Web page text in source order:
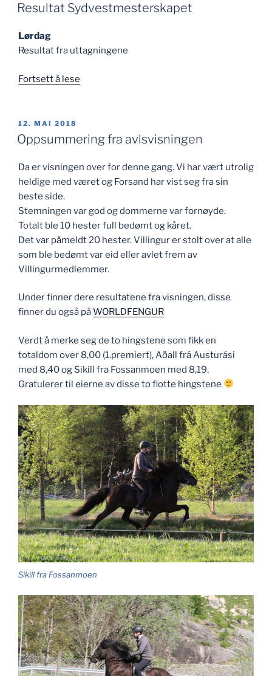
Resultat Sydvestmesterskapet
Lørdag
Resultat fra uttagningene
Fortsett å lese
PUBLISERT
12. MAI 2018
Oppsummering fra avlsvisningen
Da er visningen over for denne gang. Vi har vært utrolig
heldige med været og Forsand har vist seg fra sin
beste side.
Stemningen var god og dommerne var fornøyde.
Totalt ble 10 hester full bedømt og kåret.
Det var påmeldt 20 hester. Villingur er stolt over at alle
som ble bedømt var eid eller avlet frem av
Villingurmedlemmer.
Under finner dere resultatene fra visningen, disse
finner du også påWORLDFENGUR
Verdt å merke seg de to hingstene som fikk en
totaldom over 8,00 (1.premiert), Aðall frá Austurási
med 8,40 og Sikill fra Fossanmoen med 8,19.
Gratulerer til eierne av disse to flotte hingstene
Sikill fra Fossanmoen